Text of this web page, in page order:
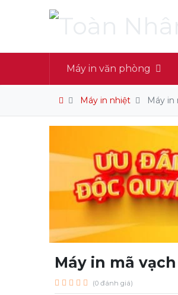
Máy in văn phòng
Máy in nhiệt Máy in
Máy in mã vạch
(0 đánh giá)